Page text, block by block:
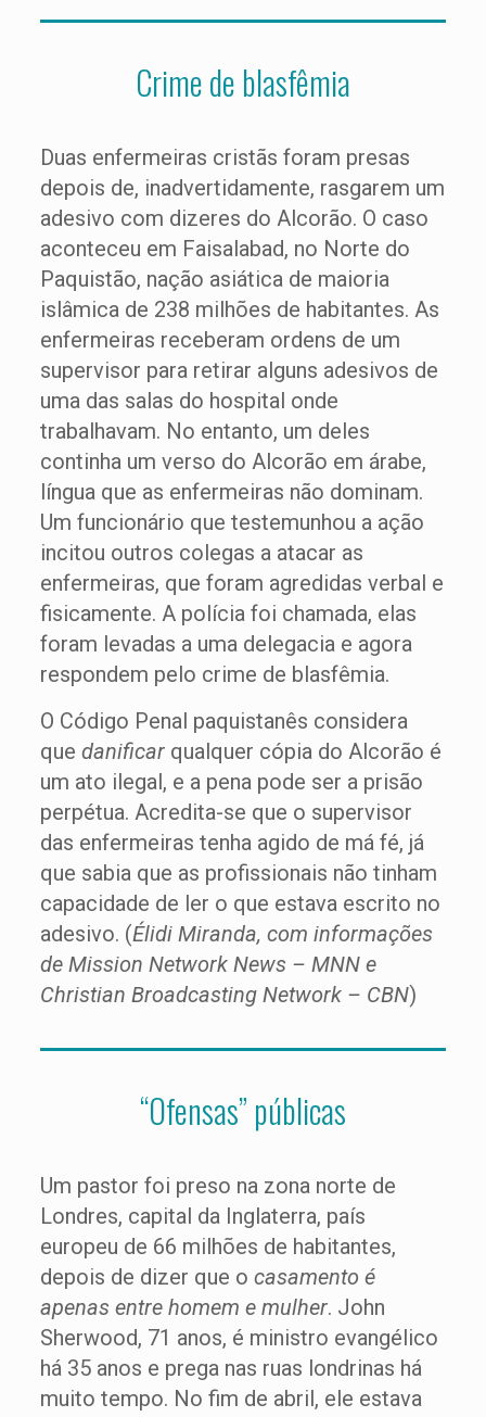
Crime de blasfêmia
Duas enfermeiras cristãs foram presas
depois de, inadvertidamente, rasgarem um
adesivo com dizeres do Alcorão. O caso
aconteceu em Faisalabad, no Norte do
Paquistão, nação asiática de maioria
islâmica de 238 milhões de habitantes. As
enfermeiras receberam ordens de um
supervisor para retirar alguns adesivos de
uma das salas do hospital onde
trabalhavam. No entanto, um deles
continha um verso do Alcorão em árabe,
língua que as enfermeiras não dominam.
Um funcionário que testemunhou a ação
incitou outros colegas a atacar as
enfermeiras, que foram agredidas verbal e
fisicamente. A polícia foi chamada, elas
foram levadas a uma delegacia e agora
respondem pelo crime de blasfêmia.
O Código Penal paquistanês considera
que danificarqualquer cópia do Alcorão é
um ato ilegal, e a pena pode ser a prisão
perpétua. Acredita-se que o supervisor
das enfermeiras tenha agido de má fé, já
que sabia que as profissionais não tinham
capacidade de ler o que estava escrito no
adesivo. (Élidi Miranda, com informações
de Mission Network News – MNN e
Christian Broadcasting Network – CBN)
“Ofensas” públicas
Um pastor foi preso na zona norte de
Londres, capital da Inglaterra, país
europeu de 66 milhões de habitantes,
depois de dizer que o casamento é
apenas entre homem e mulher. John
Sherwood, 71 anos, é ministro evangélico
há 35 anos e prega nas ruas londrinas há
muito tempo. No fim de abril, ele estava